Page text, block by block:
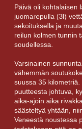
Päivä oli kohtalaisen
juomarepulla (3l)
sekoituksella ja
reilun kolmen tunnin
soudellessa.
Varsinainen
vähemmän
suussa 35
puutteesta johtuva,
aika-ajoin aika
säästeltyä yhtään,
Veneestä noustessa